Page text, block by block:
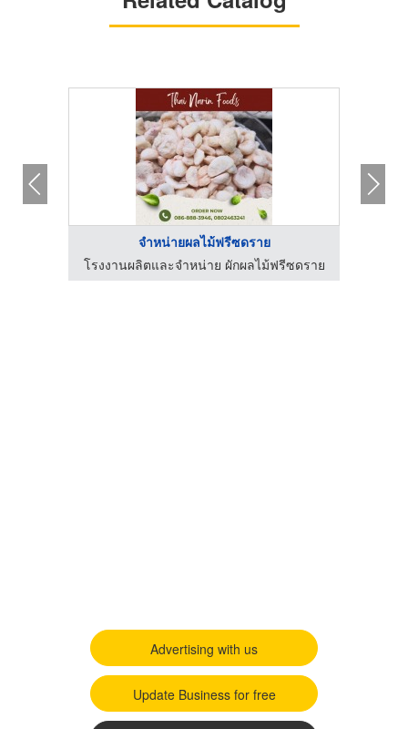
จำหน่ายผลไม้ฟรีซดราย
โรงงานผลิตและจำหน่าย ผักผลไม้ฟรีซดราย
Advertising with us
Update Business for free